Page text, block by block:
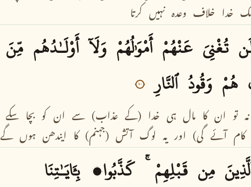
خدا خلاف وعدہ نہیں کرتا
تُغْنِىَ عَنْهُمْ أَمْوَٰلُهُمْ وَلَآ أَوْلَـٰدُهُم مِّنَ
هُمْ وَقُودُ ٱلنَّارِ ١٠
نہ تو ان کا مال ہی خدا (کے عذاب) سے ان کو بچا سکے
کام آئے گی) اور یہ لوگ آتش (جہنم) کا ایندھن ہوں گے
مِن قَبْلِهِمْ كَذَّبُوا۟ بِـَٔايَـٰتِنَا